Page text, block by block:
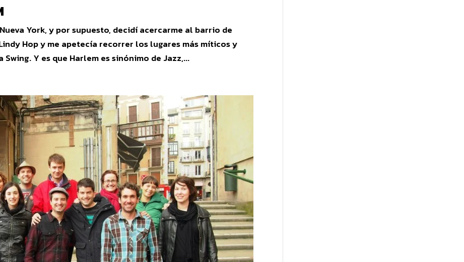
York, y por supuesto, decidí acercarme al barrio de
Hop y me apetecía recorrer los lugares más míticos y
Y es que Harlem es sinónimo de Jazz,...